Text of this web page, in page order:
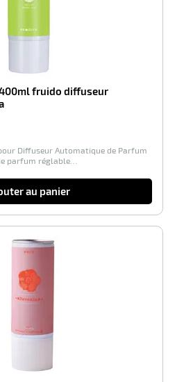
fruido diffuseur
Diffuseur Automatique de Parfum
parfum réglable…
au panier